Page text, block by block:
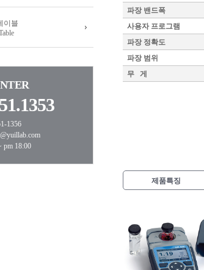
이블
1356
pm 18:00
파장 밴드폭
사용자 프로그램
파장 정확도
파장 범위
무 게
제품특징